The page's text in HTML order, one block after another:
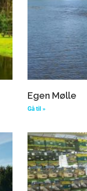
Egen Mølle
Gå til »